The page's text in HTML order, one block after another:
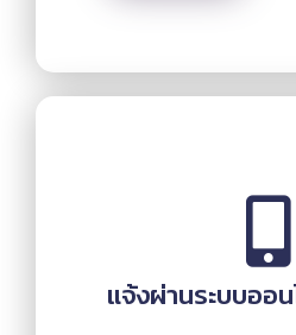
แจ้งผ่านระบบออ